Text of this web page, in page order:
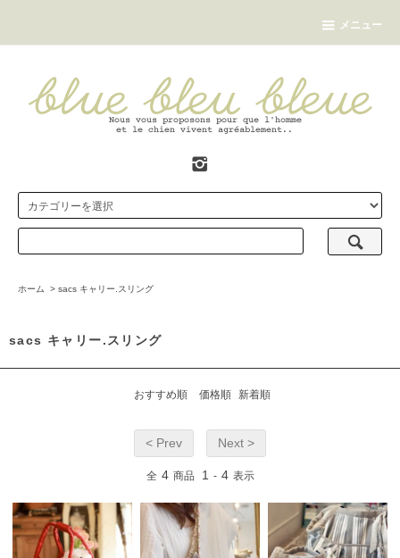
メニュー
ホーム > sacs キャリー.スリング
sacs キャリー.スリング
おすすめ順 価格順 新着順
< Prev Next >
全 4 商品 1 - 4 表示